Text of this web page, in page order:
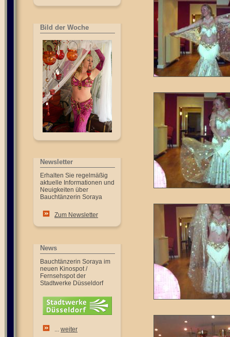
Bild der Woche
Newsletter
Erhalten Sie regelmäßig
aktuelle Informationen und
Neuigkeiten über
Bauchtänzerin Soraya
Zum Newsletter
News
Bauchtänzerin Soraya im
neuen Kinospot /
Fernsehspot der
Stadtwerke Düsseldorf
... weiter